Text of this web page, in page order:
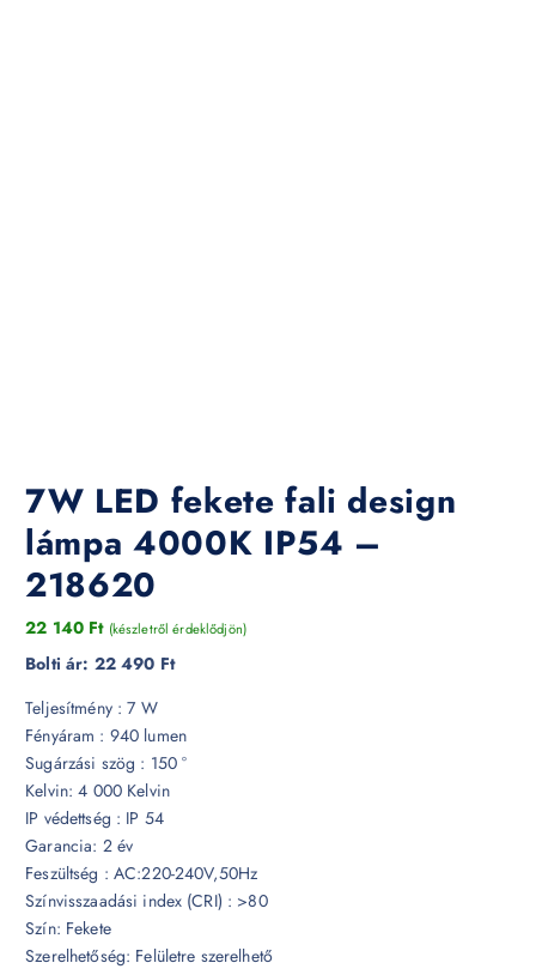
7W LED fekete fali design
lámpa 4000K IP54 –
218620
22 140 Ft (készletről érdeklődjön)
Bolti ár: 22 490 Ft
Teljesítmény : 7 W
Fényáram : 940 lumen
Sugárzási szög : 150 °
Kelvin: 4 000 Kelvin
IP védettség : IP 54
Garancia: 2 év
Feszültség : AC:220-240V,50Hz
Színvisszaadási index (CRI) : >80
Szín: Fekete
Szerelhetőség: Felületre szerelhető